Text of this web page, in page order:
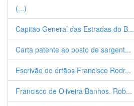
(...)
Capitão General das Estradas do B...
Carta patente ao posto de sargent...
Escrivão de órfãos Francisco Rodr...
Francisco de Oliveira Banhos. Rob...